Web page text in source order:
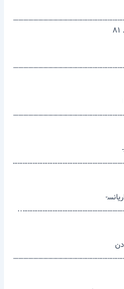
۴-۲-۲٫ بررسی استنباطی داده­
۴-۲-۲-۱٫ پیش فرض تساوی واریانس­